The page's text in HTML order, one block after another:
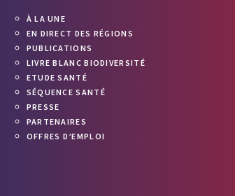
À LA UNE
EN DIRECT DES RÉGIONS
PUBLICATIONS
LIVRE BLANC BIODIVERSITÉ
ETUDE SANTÉ
SÉQUENCE SANTÉ
PRESSE
PARTENAIRES
OFFRES D’EMPLOI